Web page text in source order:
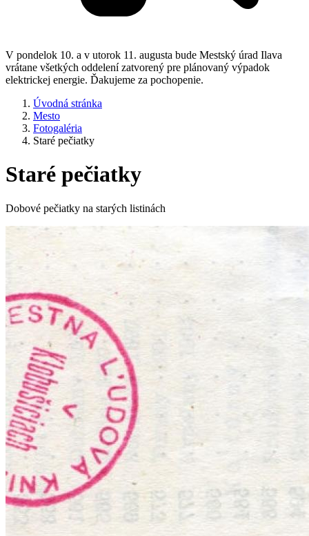
V pondelok 10. a v utorok 11. augusta bude Mestský úrad Ilava
vrátane všetkých oddelení zatvorený pre plánovaný výpadok
elektrickej energie. Ďakujeme za pochopenie.
Úvodná stránka
Mesto
Fotogaléria
Staré pečiatky
Staré pečiatky
Dobové pečiatky na starých listinách